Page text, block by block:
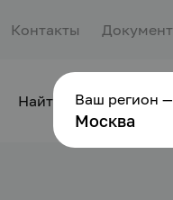
Контакты
Найти сотрудника
Ваш регион —
Москва